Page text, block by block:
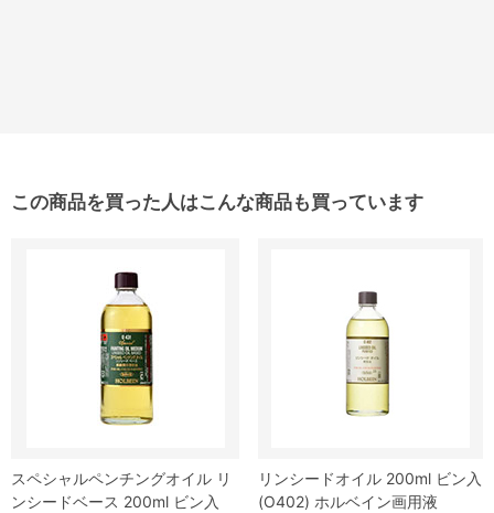
この商品を買った人はこんな商品も買っています
スペシャルペンチングオイル リ
ンシードベース 200ml ビン入
リンシードオイル 200ml ビン入
(O402) ホルベイン画用液